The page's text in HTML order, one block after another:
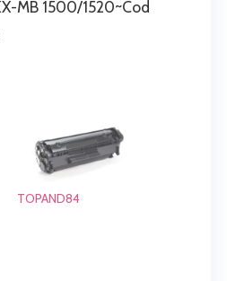
MB 1500/1520~Cod
TOPAND84